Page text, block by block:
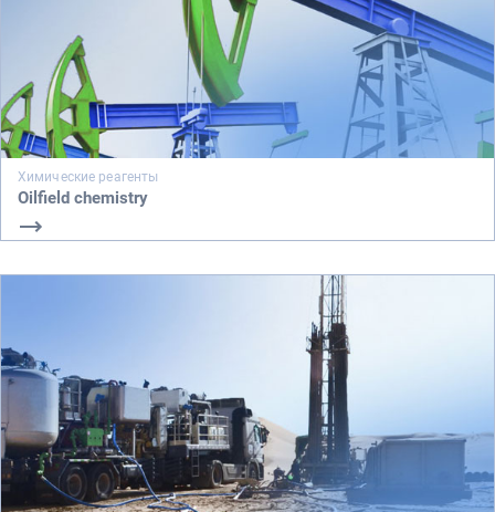
Химические реагенты
Oilfield chemistry